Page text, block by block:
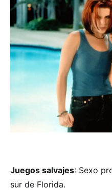
Juegos salvajes: Sexo
sur de Florida.